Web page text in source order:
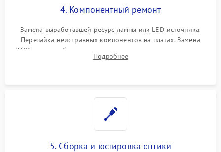
4. Компонентный ремонт
Замена выработавшей ресурс лампы или LED-источника.
Перепайка неисправных компонентов на платах. Замена
DMD-чипа при битых пикселях, установка нового цветового
колеса или восстановление сгоревших поляризационных
Подробнее
5. Сборка и юстировка оптики